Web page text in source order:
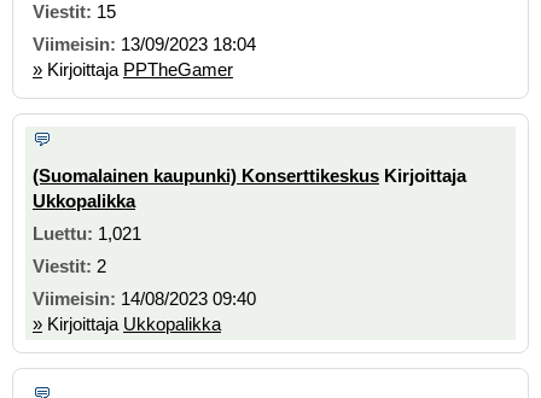
15
13/09/2023 18:04
» Kirjoittaja PPTheGamer
(Suomalainen kaupunki) Konserttikeskus Kirjoittaja
Ukkopalikka
1,021
2
14/08/2023 09:40
» Kirjoittaja Ukkopalikka